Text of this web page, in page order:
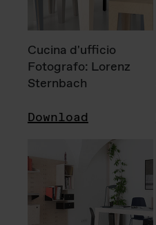
Cucina d'ufficio
Fotografo: Lorenz
Sternbach
Download